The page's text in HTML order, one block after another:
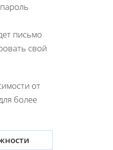
письмо
свой
от
более